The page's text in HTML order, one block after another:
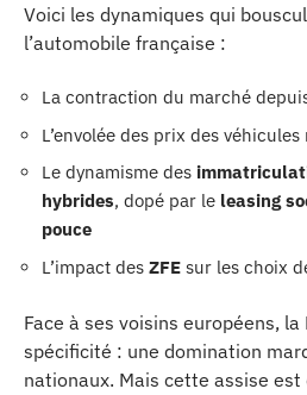
Voici les dynamiques qui
l’automobile française :
La contraction du marché
L’envolée des prix des véhicules
Le dynamisme des
hybrides, dopé par le leasing
pouce
L’impact des ZFE sur les choix
Face à ses voisins européens, la
spécificité : une domination
nationaux. Mais cette assise